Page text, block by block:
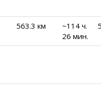
563.3 км
~114 ч.
26 мин.